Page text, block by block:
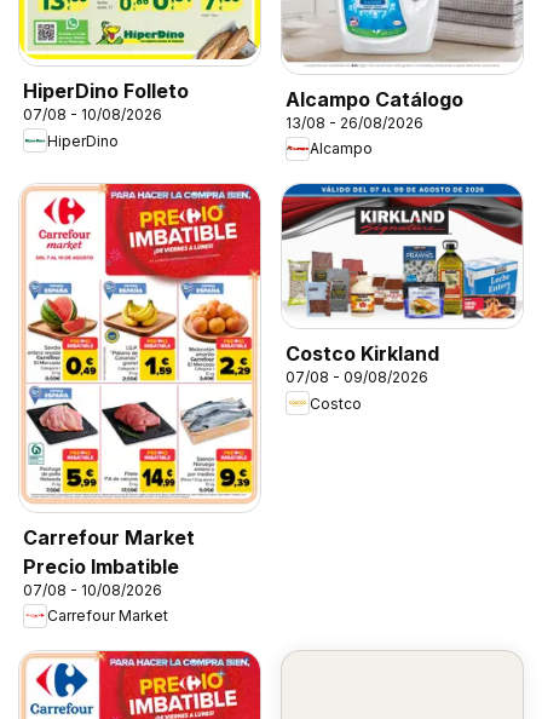
HiperDino Folleto
07/08 - 10/08/2026
HiperDino
Alcampo Catálogo
13/08 - 26/08/2026
Alcampo
Carrefour Market
Precio Imbatible
07/08 - 10/08/2026
Carrefour Market
Costco Kirkland
07/08 - 09/08/2026
Costco